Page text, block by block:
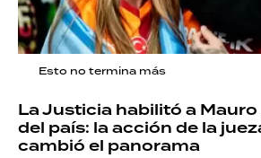
Esto no termina más
La Justicia habilitó a
del país: la acción de la
cambió el panorama